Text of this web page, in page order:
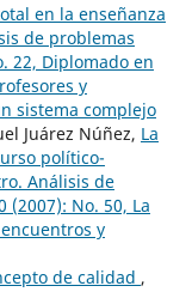
en la enseñanza
de problemas
22, Diplomado en
y
sistema complejo
Juárez Núñez, La
político-
Análisis de
No. 50, La
y
de calidad ,